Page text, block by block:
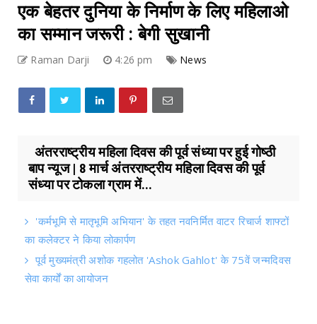
एक बेहतर दुनिया के निर्माण के लिए महिलाओ
का सम्मान जरूरी : बेगी सुखानी
Raman Darji 4:26 pm News
अंतरराष्ट्रीय महिला दिवस की पूर्व संध्या पर हुई गोष्ठी
बाप न्यूज | 8 मार्च अंतरराष्ट्रीय महिला दिवस की पूर्व
संध्या पर टोकला ग्राम में...
'कर्मभूमि से मातृभूमि अभियान' के तहत नवनिर्मित वाटर रिचार्ज शाफ्टों
का कलेक्टर ने किया लोकार्पण
पूर्व मुख्यमंत्री अशोक गहलोत 'Ashok Gahlot' के 75वें जन्मदिवस
सेवा कार्यों का आयोजन